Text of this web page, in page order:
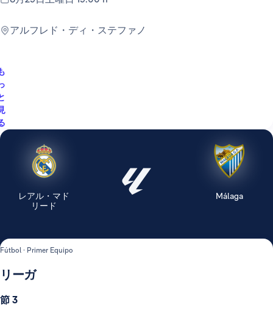
アルフレド・ディ・ステファノ
レアル・マド
リード
Málaga
Fútbol · Primer Equipo
リーガ
節 3